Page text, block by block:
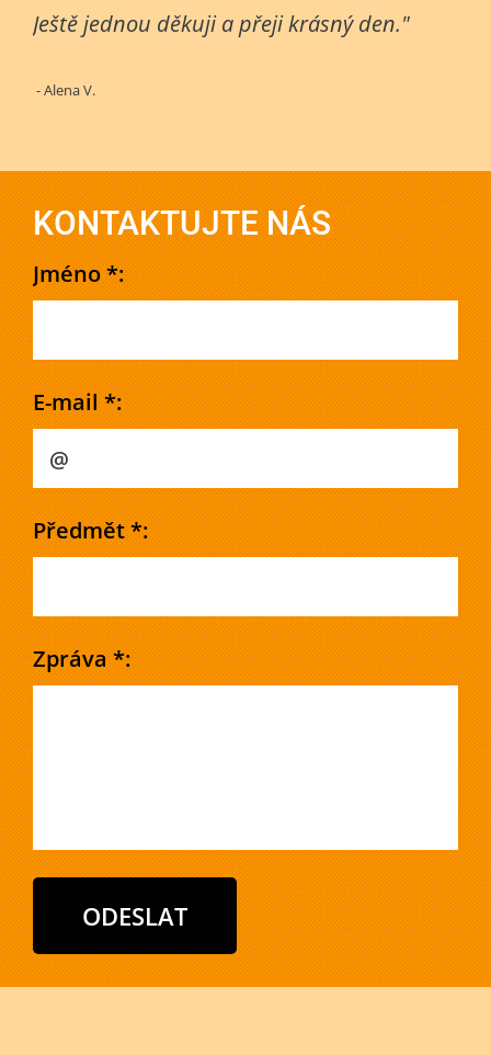
Ještě jednou děkuji a přeji krásný den."
- Alena V.
KONTAKTUJTE NÁS
Jméno *:
E-mail *:
Předmět *:
Zpráva *: